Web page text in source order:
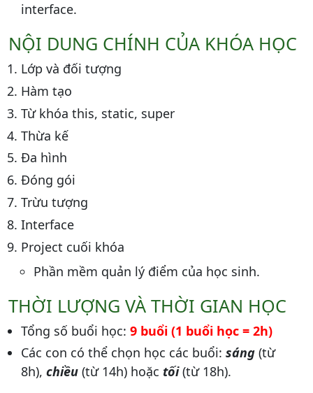
interface.
NỘI DUNG CHÍNH CỦA KHÓA HỌC
Lớp và đối tượng
Hàm tạo
Từ khóa this, static, super
Thừa kế
Đa hình
Đóng gói
Trừu tượng
Interface
Project cuối khóa
Phần mềm quản lý điểm của học sinh.
THỜI LƯỢNG VÀ THỜI GIAN HỌC
Tổng số buổi học:9 buổi (1 buổi học = 2h)
Các con có thể chọn học các buổi:sáng (từ
8h),chiều (từ 14h) hoặc tối(từ 18h).